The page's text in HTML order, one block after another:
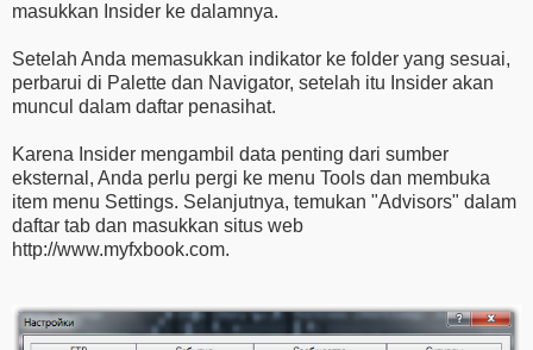
masukkan Insider ke dalamnya.
Setelah Anda memasukkan indikator ke folder yang sesuai,
perbarui di Palette dan Navigator, setelah itu Insider akan
muncul dalam daftar penasihat.
Karena Insider mengambil data penting dari sumber
eksternal, Anda perlu pergi ke menu Tools dan membuka
item menu Settings. Selanjutnya, temukan "Advisors" dalam
daftar tab dan masukkan situs web
http://www.myfxbook.com.